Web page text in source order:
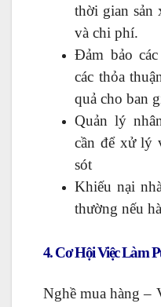
thời gian sản
và chi phí.
Đảm bảo
các thỏa
quả cho ban
Quản lý
cần để xử lý
sót
Khiếu nại
thường nếu
4. Cơ Hội Việc Làm
Nghề mua hàng –